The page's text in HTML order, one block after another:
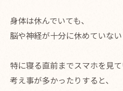
身体は休んでいても、
脳や神経が十分に休めていな
特に寝る直前までスマホを見て
考え事が多かったりすると、